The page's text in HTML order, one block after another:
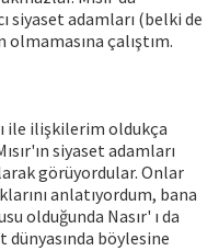
siyaset adamları (belki de
çalıştım.
ile ilişkilerim oldukça
siyaset adamları
görüyordular. Onlar
anlatıyordum, bana
olduğunda Nasır' ı da
böylesine